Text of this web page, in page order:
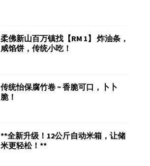
柔佛新山百万镇找【RM 1】 炸油条，
咸馅饼，传统小吃！
传统怡保腐竹卷 ~ 香脆可口，卜卜
脆！
**全新升级！12公斤自动米箱，让储
米更轻松！**